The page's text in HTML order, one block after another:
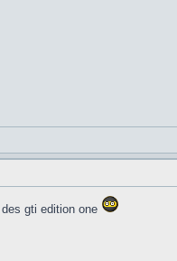
gti edition one